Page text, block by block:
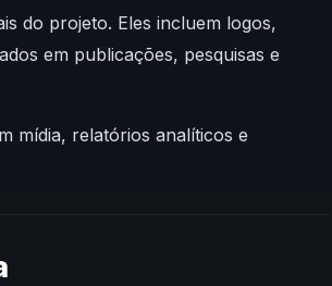
do projeto. Eles incluem logos,
em publicações, pesquisas e
mídia, relatórios analíticos e